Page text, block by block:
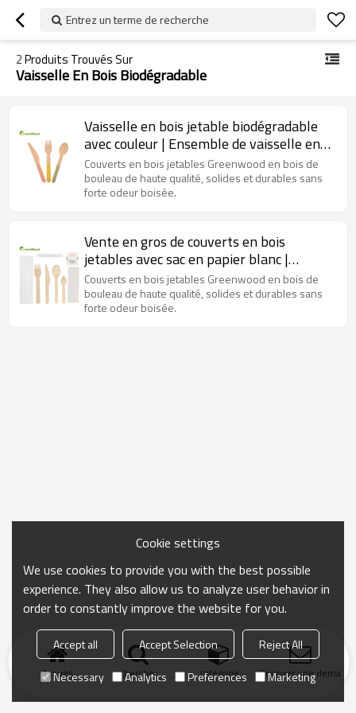
Entrez un terme de recherche
2Produits Trouvés Sur
Vaisselle En Bois Biodégradable
Vaisselle en bois jetable biodégradable
avec couleur | Ensemble de vaisselle en
bois
Couverts en bois jetables Greenwood en bois de
bouleau de haute qualité, solides et durables sans
forte odeur boisée.
Vente en gros de couverts en bois
jetables avec sac en papier blanc |
Ensembles de couverts en bois en gros
Couverts en bois jetables Greenwood en bois de
bouleau de haute qualité, solides et durables sans
forte odeur boisée.
Accueil chercher catégorie Envoyer une
Cookie settings
We use cookies to provide you with the best possible
experience. They also allow us to analyze user behavior in
order to constantly improve the website for you.
Accept all Accept Selection
Reject All
Necessary
Analytics Preferences Marketing